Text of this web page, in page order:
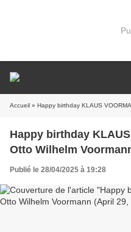
Accueil » Happy birthday KLAUS
Happy birthday
Otto Wilhelm
Publié le 28/04/2025 à 19:28